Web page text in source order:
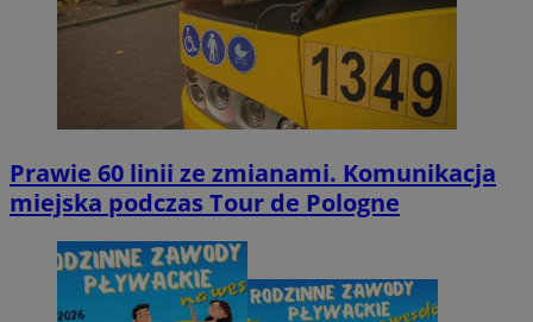
Prawie 60 linii ze zmianami. Komunikacja
miejska podczas Tour de Pologne